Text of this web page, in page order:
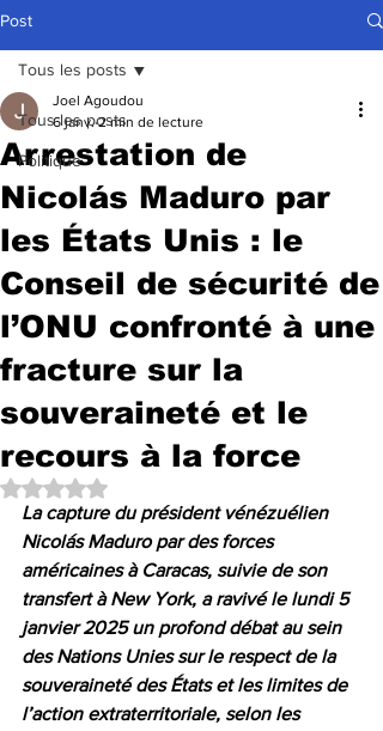
Post
Tous les posts
Politique
Tous les posts
Arrestation de
Nicolás Maduro par
les États Unis : le
Conseil de sécurité de
l’ONU confronté à une
fracture sur la
souveraineté et le
recours à la force
Joel Agoudou
6 janv. 2 min de lecture
Noté NaN étoiles sur 5.
La capture du président vénézuélien
Nicolás Maduro par des forces
américaines à Caracas, suivie de son
transfert à New York, a ravivé le lundi 5
janvier 2025 un profond débat au sein
des Nations Unies sur le respect de la
souveraineté des États et les limites de
l’action extraterritoriale, selon les